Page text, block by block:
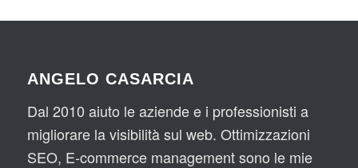
ANGELO CASARCIA
Dal 2010 aiuto le aziende e i professionisti a
migliorare la visibilità sul web. Ottimizzazioni
SEO, E-commerce management sono le mie